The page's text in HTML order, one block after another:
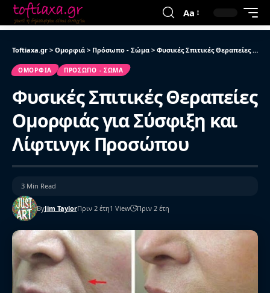
Aa
Toftiaxa.gr > Ομορφιά > Πρόσωπο - Σώμα > Φυσικές Σπιτικές Θεραπείες Ομορφιάς για Σύσφιξη και Λίφτινγκ Προσώπου
ΟΜΟΡΦΙΆ ΠΡΌΣΩΠΟ - ΣΏΜΑ
Φυσικές Σπιτικές Θεραπείες
Ομορφιάς για Σύσφιξη και
Λίφτινγκ Προσώπου
ByJim TaylorΠριν 2 έτη1 View Πριν 2 έτη
3 Min Read